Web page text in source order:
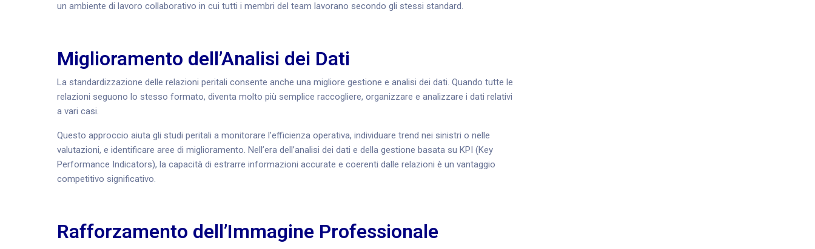
un ambiente di lavoro collaborativo in cui tutti i membri del team lavorano secondo gli stessi standard.
Miglioramento dell’Analisi dei Dati
La standardizzazione delle relazioni peritali consente anche una migliore gestione e analisi dei dati. Quando tutte le
relazioni seguono lo stesso formato, diventa molto più semplice raccogliere, organizzare e analizzare i dati relativi
a vari casi.
Questo approccio aiuta gli studi peritali a monitorare l’efficienza operativa, individuare trend nei sinistri o nelle
valutazioni, e identificare aree di miglioramento. Nell’era dell’analisi dei dati e della gestione basata su KPI (Key
Performance Indicators), la capacità di estrarre informazioni accurate e coerenti dalle relazioni è un vantaggio
competitivo significativo.
Rafforzamento dell’Immagine Professionale